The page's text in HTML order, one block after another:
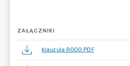
ZAŁĄCZNIKI
klauzula RODO.PDF